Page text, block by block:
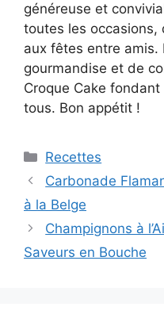
généreuse et
toutes les occasions,
aux fêtes entre
gourmandise et de
Croque Cake
tous. Bon appétit !
Categories
Recettes
Carbonade
à la Belge
Champignons à
Saveurs en Bouche